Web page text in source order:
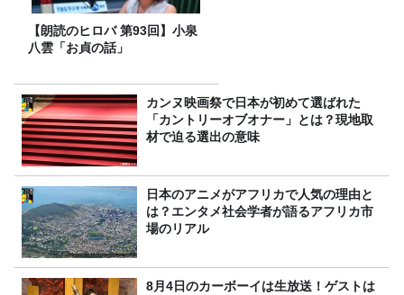
【朗読のヒロバ 第93回】小泉
八雲「お貞の話」
カンヌ映画祭で日本が初めて選ばれた
「カントリーオブオナー」とは？現地取
材で迫る選出の意味
日本のアニメがアフリカで人気の理由と
は？エンタメ社会学者が語るアフリカ市
場のリアル
8月4日のカーボーイは生放送！ゲストは